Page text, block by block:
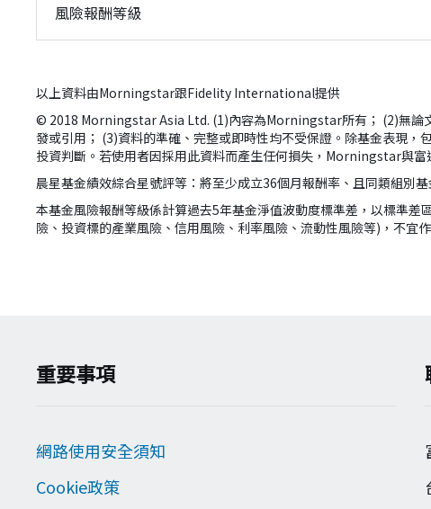
風險報酬等級
以上資料由Morningstar跟Fidelity International提供
© 2018 Morningstar Asia Ltd. (1)內容為Morningstar所有； (2)無論
發或引用； (3)資料的準確、完整或即時性均不受保證。除基金表現
投資判斷。若使用者因採用此資料而產生任何損失，Morningstar與富
晨星基金績效綜合星號評等：將至少成立36個月報酬率、且同類組別
本基金風險報酬等級係計算過去5年基金淨值波動度標準差，以標準
險、投資標的產業風險、信用風險、利率風險、流動性風險等)，不宜
重要事項
網路使用安全須知
Cookie政策